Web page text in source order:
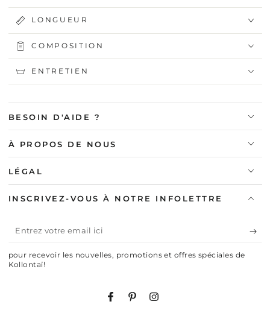
LONGUEUR
COMPOSITION
ENTRETIEN
BESOIN D'AIDE ?
À PROPOS DE NOUS
LÉGAL
INSCRIVEZ-VOUS À NOTRE INFOLETTRE
Entrez
votre
email
pour recevoir les nouvelles, promotions et offres spéciales de
Kollontaï!
FacebookPinterestInstagram